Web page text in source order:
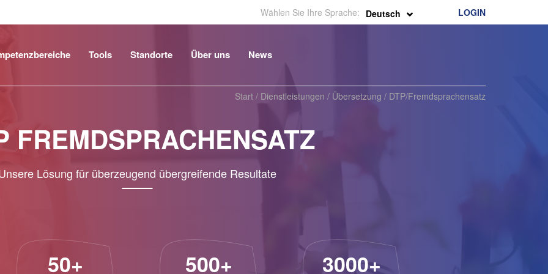
Wählen Sie Ihre Sprache: Deutsch LOGIN
Tools Standorte Über uns News
Start / Dienstleistungen / Übersetzung / DTP/Fremdsprachensatz
FREMDSPRACHENSATZ
Lösung für überzeugend übergreifende Resultate
50+ 500+ 3000+